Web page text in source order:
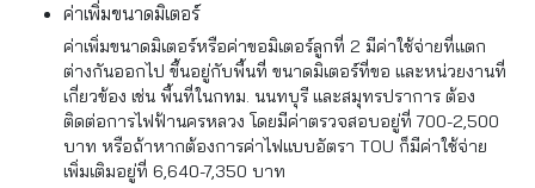
ค่าเพิ่มขนาดมิเตอร์
ค่าเพิ่มขนาดมิเตอร์หรือค่าขอมิเตอร์ลูกที่ 2 มีค่าใช้จ่ายที่แตก
ต่างกันออกไป ขึ้นอยู่กับพื้นที่ ขนาดมิเตอร์ที่ขอ และหน่วยงานที่
เกี่ยวข้อง เช่น พื้นที่ในกทม. นนทบุรี และสมุทรปราการ ต้อง
ติดต่อการไฟฟ้านครหลวง โดยมีค่าตรวจสอบอยู่ที่ 700-2,500
บาท หรือถ้าหากต้องการค่าไฟแบบอัตรา TOU ก็มีค่าใช้จ่าย
เพิ่มเติมอยู่ที่ 6,640-7,350 บาท